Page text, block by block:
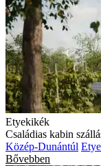
Etyekikék
Családias kabin
Közép-Dunántúl
Bővebben